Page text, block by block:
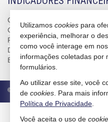
CUB /
CUB /SCvariação
0,95%
Poupança
0,6738%
Dólar Comercial
R$ 5,10
Euro
R$ 5,88
© 2026 CRECI/SC 4586-J
Utilizamos cookies para
experiência, melhorar o
como você interage em
informações coletadas por
formulários.
Ao utilizar esse site, você
de cookies . Para mais
Política de Privacidade
Você aceita o uso de